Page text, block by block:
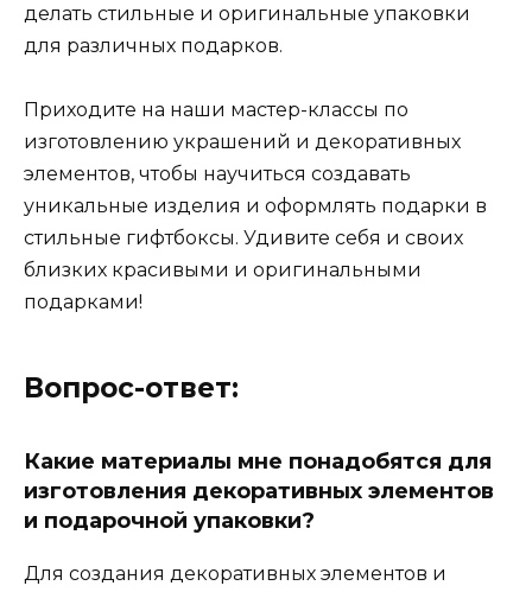
делать стильные и оригинальные упаковки
для различных подарков.
Приходите на наши мастер-классы по
изготовлению украшений и декоративных
элементов, чтобы научиться создавать
уникальные изделия и оформлять подарки в
стильные гифтбоксы. Удивите себя и своих
близких красивыми и оригинальными
подарками!
Вопрос-ответ:
Какие материалы мне понадобятся для
изготовления декоративных элементов
и подарочной упаковки?
Для создания декоративных элементов и